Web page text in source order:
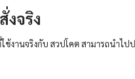
งจริง
งานจริงกับ สวปโคต สามารถนำไป